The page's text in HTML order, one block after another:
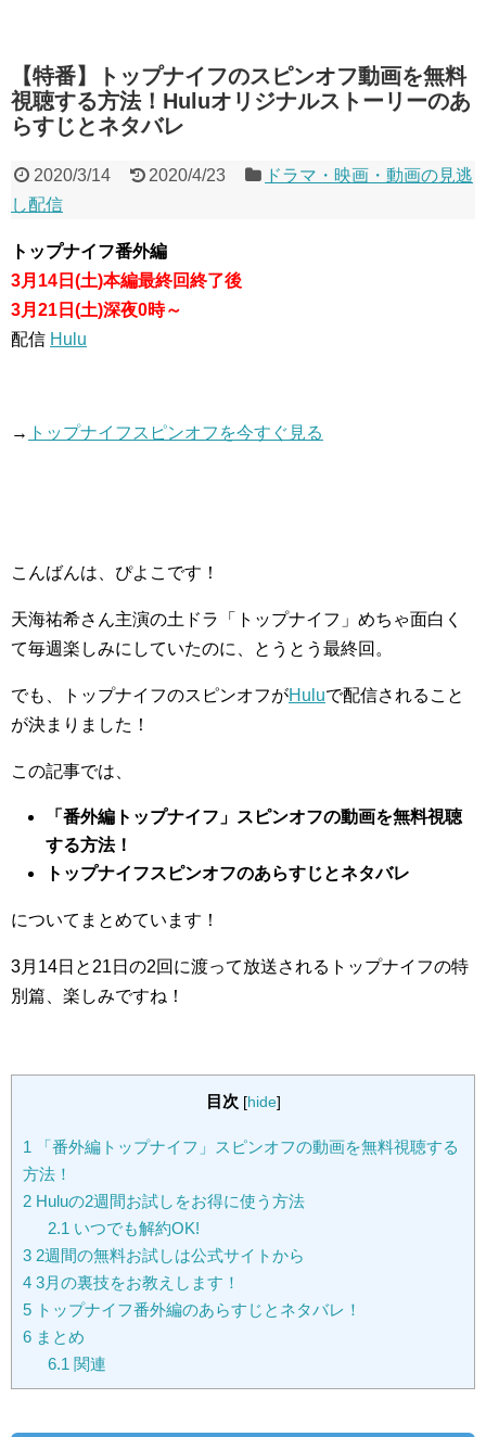
【特番】トップナイフのスピンオフ動画を無料
視聴する方法！Huluオリジナルストーリーのあ
らすじとネタバレ
2020/3/14 2020/4/23
ドラマ・映画・動画の見逃
し配信
トップナイフ番外編
3月14日(土)本編最終回終了後
3月21日(土)深夜0時～
配信 Hulu
→ トップナイフスピンオフを今すぐ見る
こんばんは、ぴよこです！
天海祐希さん主演の土ドラ「トップナイフ」めちゃ面白く
て毎週楽しみにしていたのに、とうとう最終回。
でも、トップナイフのスピンオフがHuluで配信されること
が決まりました！
この記事では、
「番外編トップナイフ」スピンオフの動画を無料視聴
する方法！
トップナイフスピンオフのあらすじとネタバレ
についてまとめています！
3月14日と21日の2回に渡って放送されるトップナイフの特
別篇、楽しみですね！
目次 [hide]
1 「番外編トップナイフ」スピンオフの動画を無料視聴する
方法！
2 Huluの2週間お試しをお得に使う方法
2.1 いつでも解約OK!
3 2週間の無料お試しは公式サイトから
4 3月の裏技をお教えします！
5 トップナイフ番外編のあらすじとネタバレ！
6 まとめ
6.1 関連